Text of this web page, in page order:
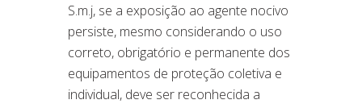
S.m.j, se a exposição ao agente nocivo
persiste, mesmo considerando o uso
correto, obrigatório e permanente dos
equipamentos de proteção coletiva e
individual, deve ser reconhecida a